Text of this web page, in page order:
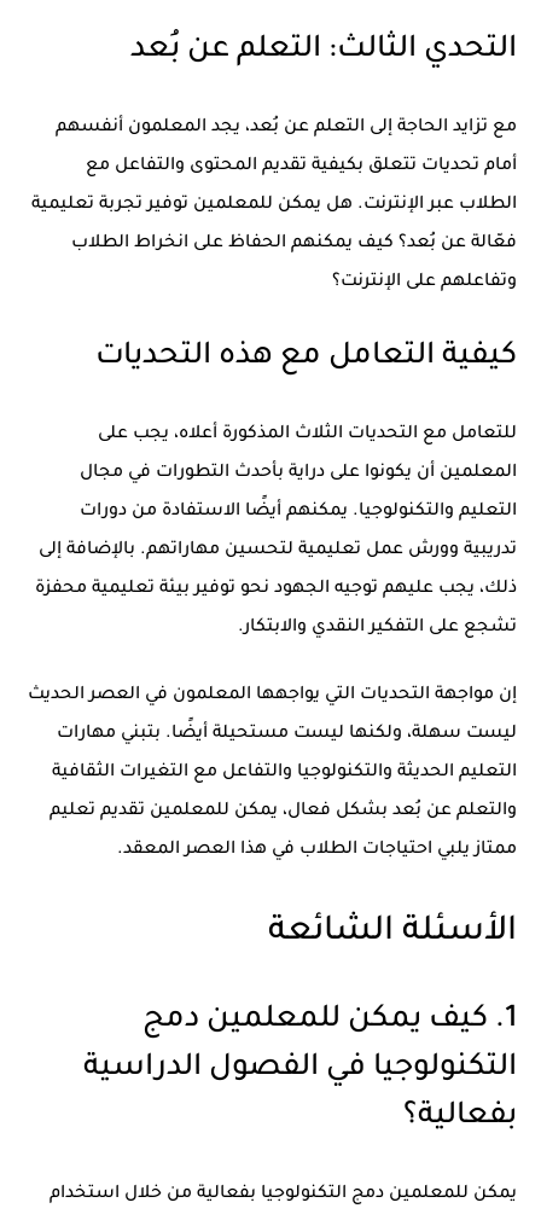
التحدي الثالث: التعلم عن بُعد
مع تزايد الحاجة إلى التعلم عن بُعد، يجد المعلمون أنفسهم
أمام تحديات تتعلق بكيفية تقديم المحتوى والتفاعل مع
الطلاب عبر الإنترنت. هل يمكن للمعلمين توفير تجربة تعليمية
فعّالة عن بُعد؟ كيف يمكنهم الحفاظ على انخراط الطلاب
وتفاعلهم على الإنترنت؟
كيفية التعامل مع هذه التحديات
للتعامل مع التحديات الثلاث المذكورة أعلاه، يجب على
المعلمين أن يكونوا على دراية بأحدث التطورات في مجال
التعليم والتكنولوجيا. يمكنهم أيضًا الاستفادة من دورات
تدريبية وورش عمل تعليمية لتحسين مهاراتهم. بالإضافة إلى
ذلك، يجب عليهم توجيه الجهود نحو توفير بيئة تعليمية محفزة
تشجع على التفكير النقدي والابتكار.
إن مواجهة التحديات التي يواجهها المعلمون في العصر الحديث
ليست سهلة، ولكنها ليست مستحيلة أيضًا. بتبني مهارات
التعليم الحديثة والتكنولوجيا والتفاعل مع التغيرات الثقافية
والتعلم عن بُعد بشكل فعال، يمكن للمعلمين تقديم تعليم
ممتاز يلبي احتياجات الطلاب في هذا العصر المعقد.
الأسئلة الشائعة
1. كيف يمكن للمعلمين دمج
التكنولوجيا في الفصول الدراسية
بفعالية؟
يمكن للمعلمين دمج التكنولوجيا بفعالية من خلال استخدام